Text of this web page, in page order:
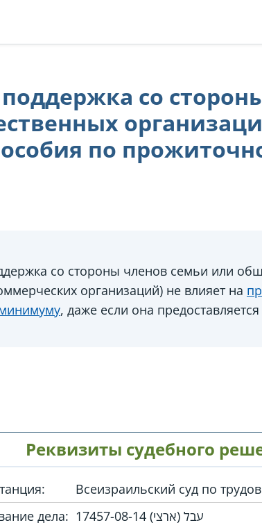
со
по
со стороны членов семьи или
организаций) не влияет на
, даже если она
Реквизиты судебного
Всеизраильский суд по
дела:
עבל (ארצי) 17457-08-14